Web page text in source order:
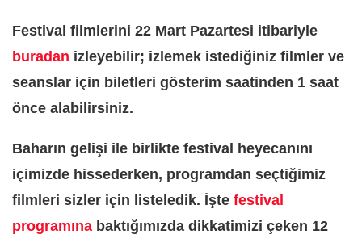
Festival filmlerini 22 Mart Pazartesi itibariyle
buradan izleyebilir; izlemek istediğiniz filmler ve
seanslar için biletleri gösterim saatinden 1 saat
önce alabilirsiniz.
Baharın gelişi ile birlikte festival heyecanını
içimizde hissederken, programdan seçtiğimiz
filmleri sizler için listeledik. İşte festival
programına baktığımızda dikkatimizi çeken 12